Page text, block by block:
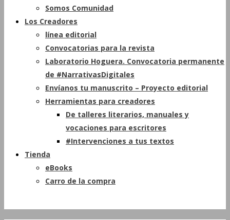
Somos Comunidad
Los Creadores
línea editorial
Convocatorias para la revista
Laboratorio Hoguera. Convocatoria permanente
de #NarrativasDigitales
Envíanos tu manuscrito – Proyecto editorial
Herramientas para creadores
De talleres literarios, manuales y
vocaciones para escritores
#Intervenciones a tus textos
Tienda
eBooks
Carro de la compra